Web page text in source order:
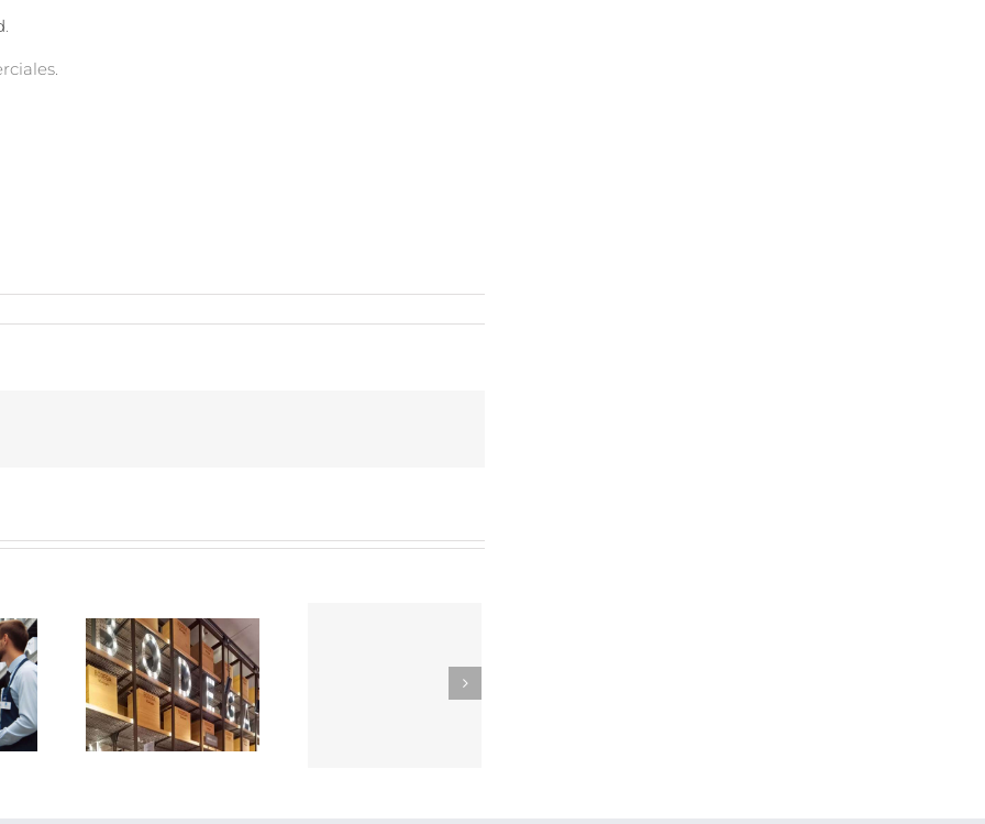
.
Trabaja
con
nosotros
como
herramienta